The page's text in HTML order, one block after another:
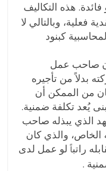
فائدة. هذه التكاليف
فعلية، وبالتالي لا
كبنود
صاحب عمل
بدلاً من تأجيره
من الممكن أن
يُعد تكلفة ضمنية.
الذي يبذله صاحب
والذي كان
راتباًلو عمل لدى
.